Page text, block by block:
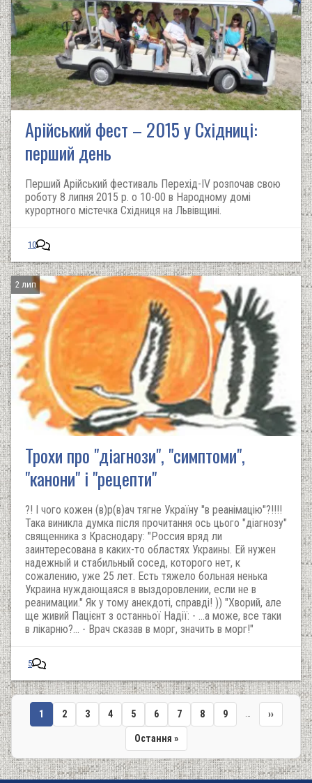
Арійський фест – 2015 у Східниці:
перший день
Перший Арійський фестиваль Перехід-IV розпочав свою
роботу 8 липня 2015 р. о 10-00 в Народному домі
курортного містечка Східниця на Львівщині.
10
2 лип
Трохи про "діагнози", "симптоми",
"канони" і "рецепти"
?! І чого кожен (в)р(в)ач тягне Україну "в реанімацію"?!!!!
Така виникла думка після прочитання ось цього "діагнозу"
священника з Краснодару: "Россия вряд ли
заинтересована в каких-то областях Украины. Ей нужен
надежный и стабильный сосед, которого нет, к
сожалению, уже 25 лет. Есть тяжело больная ненька
Украина нуждающаяся в выздоровлении, если не в
реанимации." Як у тому анекдоті, справді! )) "Хворий, але
ще живий Пацієнт з останньої Надії: - ...а може, все таки
в лікарню?... - Врач сказав в морг, значить в морг!"
5
Розбивка
на
сторінки
Поточна
сторінка
1 Сторінка
2 Сторінка
3 Сторінка
4 Сторінка
5 Сторінка
6 Сторінка
7 Сторінка
8 Сторінка
9
Наступна
сторінка
››
Остання
сторінка
Остання »